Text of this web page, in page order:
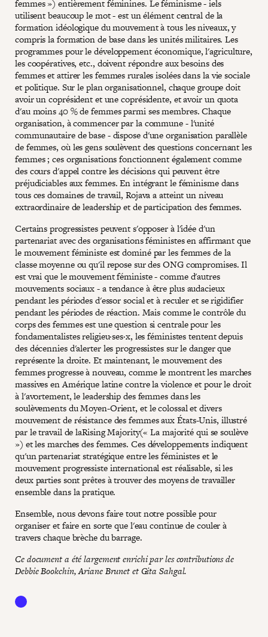
femmes ») entièrement féminines. Le féminisme - iels
utilisent beaucoup le mot - est un élément central de la
formation idéologique du mouvement à tous les niveaux, y
compris la formation de base dans les unités militaires. Les
programmes pour le développement économique, l'agriculture,
les coopératives, etc., doivent répondre aux besoins des
femmes et attirer les femmes rurales isolées dans la vie sociale
et politique. Sur le plan organisationnel, chaque groupe doit
avoir un coprésident et une coprésidente, et avoir un quota
d'au moins 40 % de femmes parmi ses membres. Chaque
organisation, à commencer par la commune - l'unité
communautaire de base - dispose d'une organisation parallèle
de femmes, où les gens soulèvent des questions concernant les
femmes ; ces organisations fonctionnent également comme
des cours d'appel contre les décisions qui peuvent être
préjudiciables aux femmes. En intégrant le féminisme dans
tous ces domaines de travail, Rojava a atteint un niveau
extraordinaire de leadership et de participation des femmes.
Certains progressistes peuvent s'opposer à l'idée d'un
partenariat avec des organisations féministes en affirmant que
le mouvement féministe est dominé par les femmes de la
classe moyenne ou qu'il repose sur des ONG compromises. Il
est vrai que le mouvement féministe - comme d'autres
mouvements sociaux - a tendance à être plus audacieux
pendant les périodes d'essor social et à reculer et se rigidifier
pendant les périodes de réaction. Mais comme le contrôle du
corps des femmes est une question si centrale pour les
fondamentalistes religieu·ses·x, les féministes tentent depuis
des décennies d'alerter les progressistes sur le danger que
représente la droite. Et maintenant, le mouvement des
femmes progresse à nouveau, comme le montrent les marches
massives en Amérique latine contre la violence et pour le droit
à l'avortement, le leadership des femmes dans les
soulèvements du Moyen-Orient, et le colossal et divers
mouvement de résistance des femmes aux États-Unis, illustré
par le travail de laRising Majority(« La majorité qui se soulève
») et les marches des femmes. Ces développements indiquent
qu'un partenariat stratégique entre les féministes et le
mouvement progressiste international est réalisable, si les
deux parties sont prêtes à trouver des moyens de travailler
ensemble dans la pratique.
Ensemble, nous devons faire tout notre possible pour
organiser et faire en sorte que l'eau continue de couler à
travers chaque brèche du barrage.
Ce document a été largement enrichi par les contributions de
Debbie Bookchin, Ariane Brunet et Gita Sahgal.